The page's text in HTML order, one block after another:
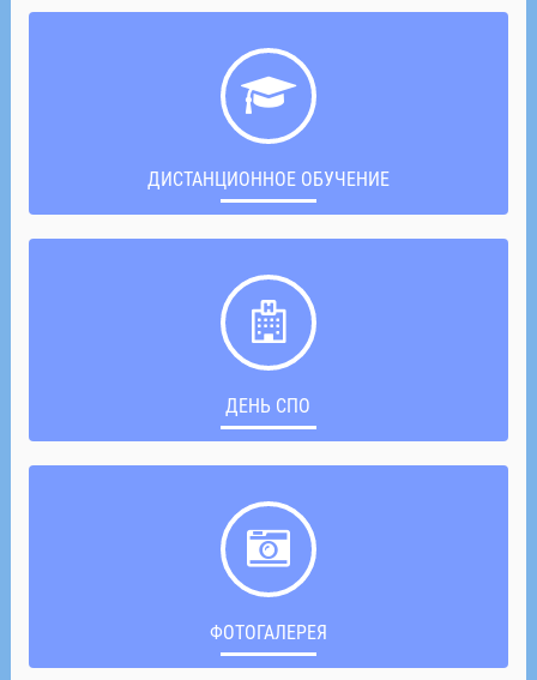
ДИСТАНЦИОННОЕ ОБУЧЕНИЕ
ДЕНЬ СПО
ФОТОГАЛЕРЕЯ